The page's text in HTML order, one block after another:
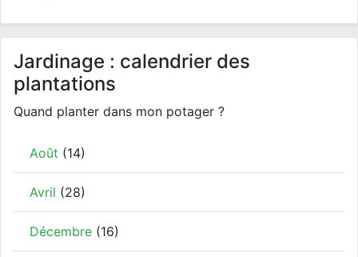
Jardinage : calendrier des
plantations
Quand planter dans mon potager ?
Août (14)
Avril (28)
Décembre (16)